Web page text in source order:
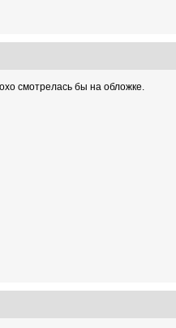
смотрелась бы на обложке.